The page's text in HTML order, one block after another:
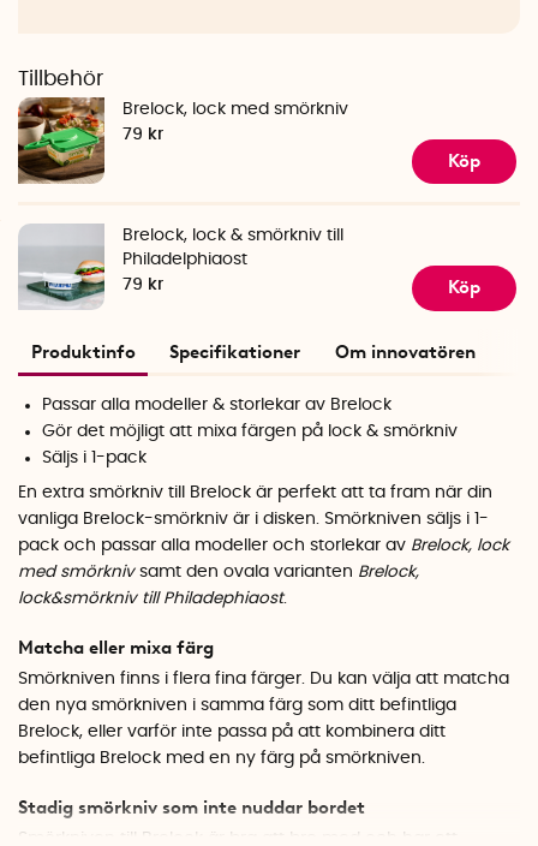
Tillbehör
Brelock, lock med smörkniv
79 kr
Köp
Brelock, lock & smörkniv till
Philadelphiaost
79 kr
Köp
Produktinfo Specifikationer Om innovatören
Passar alla modeller & storlekar av Brelock
Gör det möjligt att mixa färgen på lock & smörkniv
Säljs i 1-pack
En extra smörkniv till Brelock är perfekt att ta fram när din
vanliga Brelock-smörkniv är i disken. Smörkniven säljs i 1-
pack och passar alla modeller och storlekar av Brelock, lock
med smörknivsamt den ovala varianten Brelock,
lock&smörkniv till Philadephiaost.
Matcha eller mixa färg
Smörkniven finns i flera fina färger. Du kan välja att matcha
den nya smörkniven i samma färg som ditt befintliga
Brelock, eller varför inte passa på att kombinera ditt
befintliga Brelock med en ny färg på smörkniven.
Stadig smörkniv som inte nuddar bordet
Smörkniven till Brelock är bra att bre med och har ett